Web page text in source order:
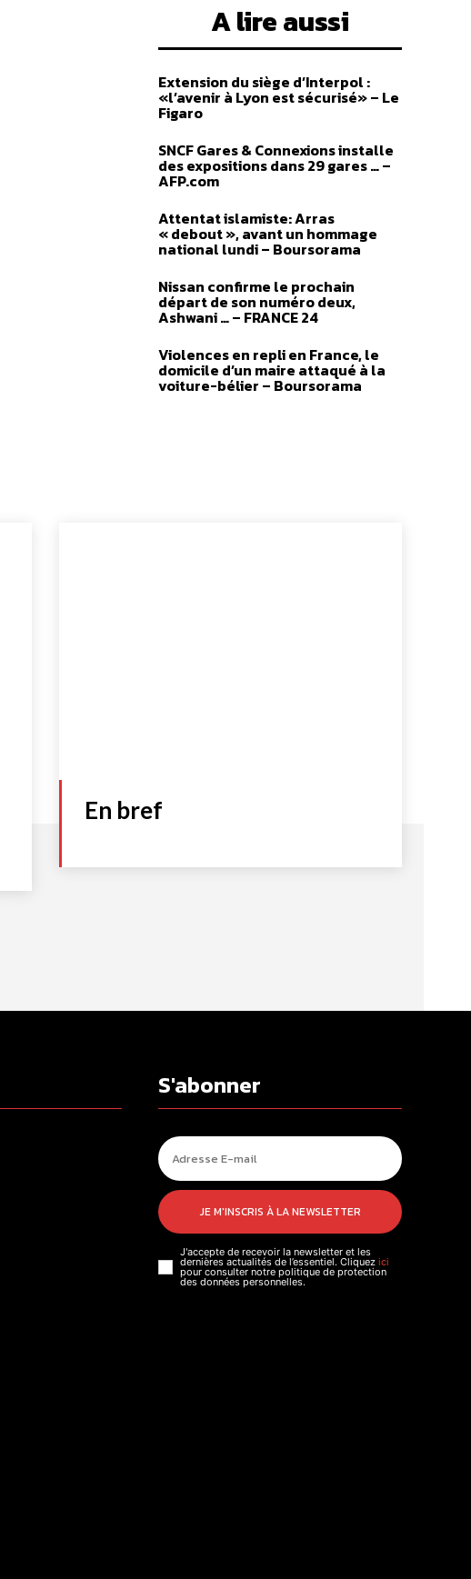
A lire aussi
Extension du siège d’Interpol :
«l’avenir à Lyon est sécurisé» – Le
Figaro
SNCF Gares & Connexions installe
des expositions dans 29 gares … –
AFP.com
Attentat islamiste: Arras
« debout », avant un hommage
national lundi – Boursorama
Nissan confirme le prochain
départ de son numéro deux,
Ashwani … – FRANCE 24
Violences en repli en France, le
domicile d’un maire attaqué à la
voiture-bélier – Boursorama
En bref
S'abonner
JE M'INSCRIS À LA NEWSLETTER
J'accepte de recevoir la newsletter et les
dernières actualités de l’essentiel. Cliquez ici
pour consulter notre politique de protection
des données personnelles.